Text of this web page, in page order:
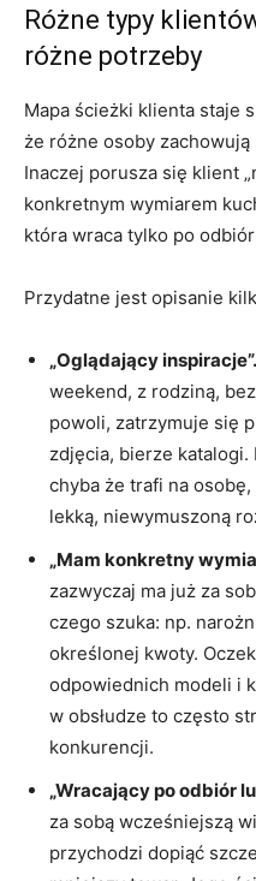
Różne typy
różne potrzeby
Mapa ścieżki klienta staje
że różne osoby
Inaczej porusza się klient
konkretnym wymiarem
która wraca tylko po
Przydatne jest opisanie
„Oglądający inspiracje”.
weekend, z rodziną,
powoli, zatrzymuje się
zdjęcia, bierze katalogi.
chyba że trafi na
lekką, niewymuszoną
„Mam konkretny
zazwyczaj ma już za
czego szuka: np.
określonej kwoty.
odpowiednich modeli i
w obsłudze to często
konkurencji.
„Wracający po odbiór
za sobą wcześniejszą
przychodzi dopiąć